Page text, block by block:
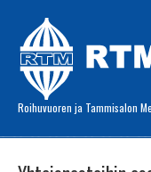
Roihuvuoren ja Tammisalon